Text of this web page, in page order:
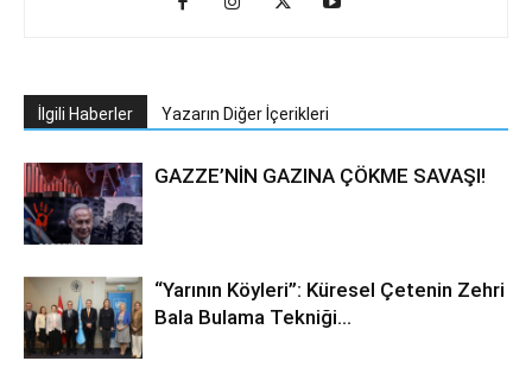
İlgili Haberler Yazarın Diğer İçerikleri
GAZZE’NİN GAZINA ÇÖKME SAVAŞI!
“Yarının Köyleri”: Küresel Çetenin Zehri
Bala Bulama Tekniği…